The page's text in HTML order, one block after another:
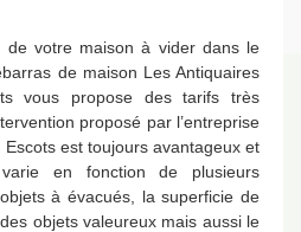
de votre maison à vider dans le
de maison Les Antiquaires
vous propose des tarifs très
proposé par l’entreprise
est toujours avantageux et
en fonction de plusieurs
à évacués, la superficie de
objets valeureux mais aussi le